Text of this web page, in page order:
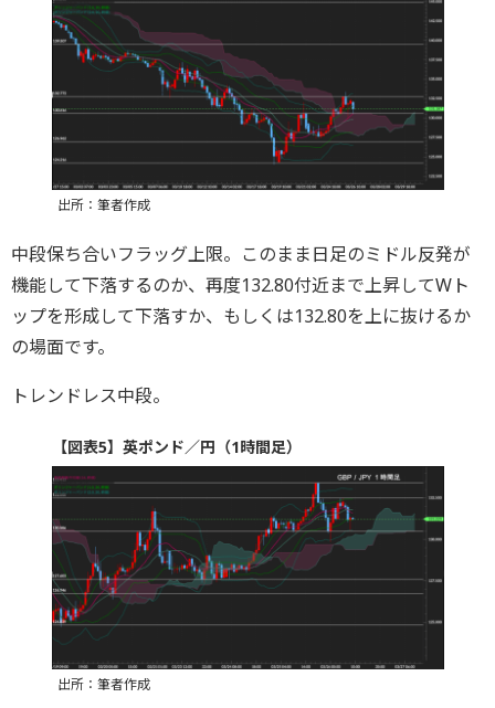
出所：筆者作成
中段保ち合いフラッグ上限。このまま日足のミドル反発が
機能して下落するのか、再度132.80付近まで上昇してWト
ップを形成して下落すか、もしくは132.80を上に抜けるか
の場面です。
トレンドレス中段。
【図表5】英ポンド／円（1時間足）
出所：筆者作成